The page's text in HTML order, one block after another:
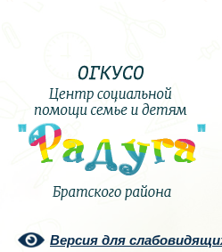
Версия для